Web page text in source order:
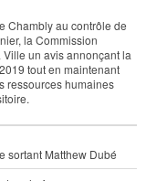
Chambly au contrôle de
la Commission
un avis annonçant la
tout en maintenant
ressources humaines
sortant Matthew Dubé